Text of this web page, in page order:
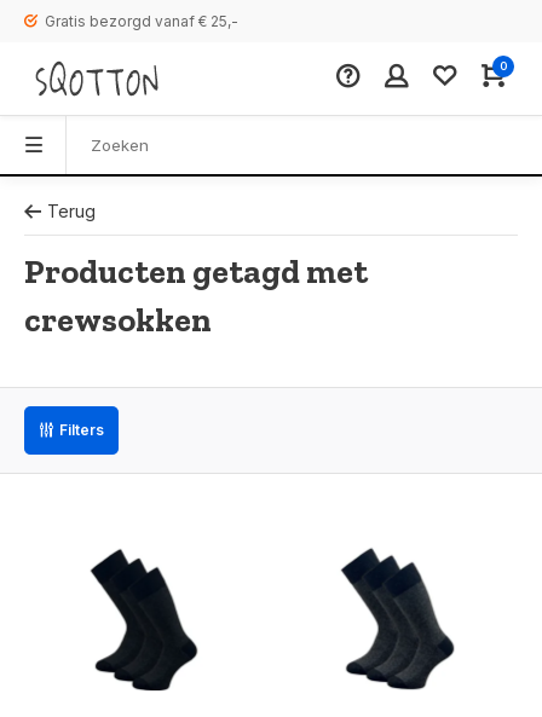
Gratis bezorgd vanaf € 25,-
0
Terug
Producten getagd met
crewsokken
Filters